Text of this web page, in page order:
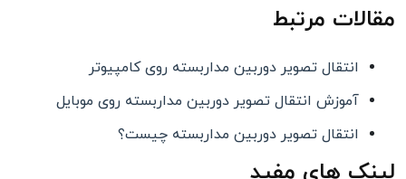
مقالات مرتبط
انتقال تصویر دوربین مداربسته روی کامپیوتر
آموزش انتقال تصویر دوربین مداربسته روی موبایل
انتقال تصویر دوربین مداربسته چیست؟
لینک های مفید